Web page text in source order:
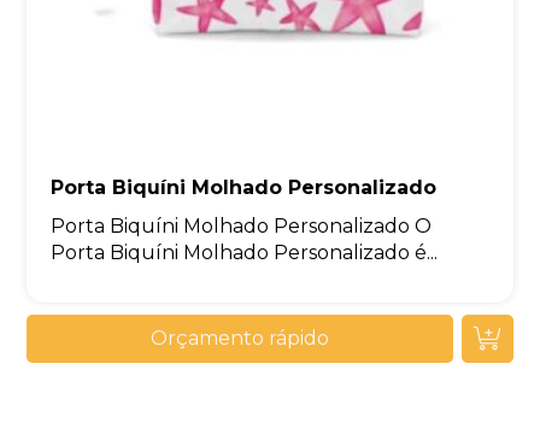
Porta Biquíni Molhado Personalizado
Porta Biquíni Molhado Personalizado O
Porta Biquíni Molhado Personalizado é...
Orçamento rápido